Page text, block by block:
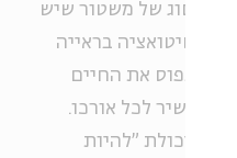
סוג של משטור שיש
סיטואציה בראייה
לתפוס את החיים
את השיר לכל אורכו.
היכולת "להיות